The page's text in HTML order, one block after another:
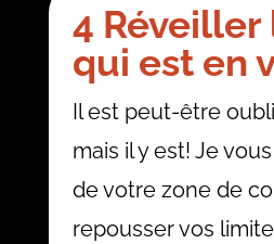
4 Réveiller
qui est en
Il est peut-être
mais il y est! Je
de votre zone de
repousser vos